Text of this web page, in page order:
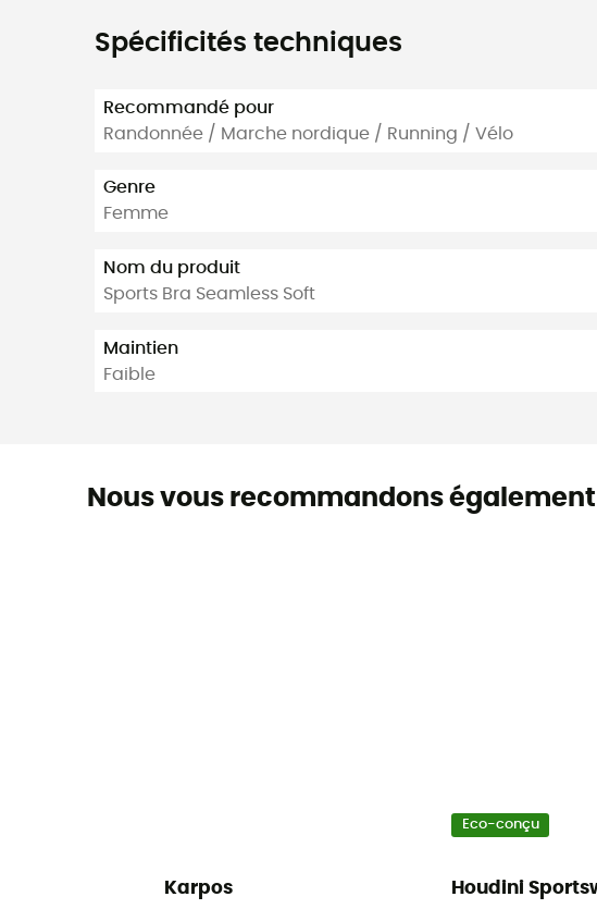
Spécificités techniques
Recommandé pour
Randonnée / Marche nordique / Running / Vélo
Genre
Femme
Nom du produit
Sports Bra Seamless Soft
Maintien
Faible
Nous vous recommandons également
Karpos
Eco-conçu
Houdini